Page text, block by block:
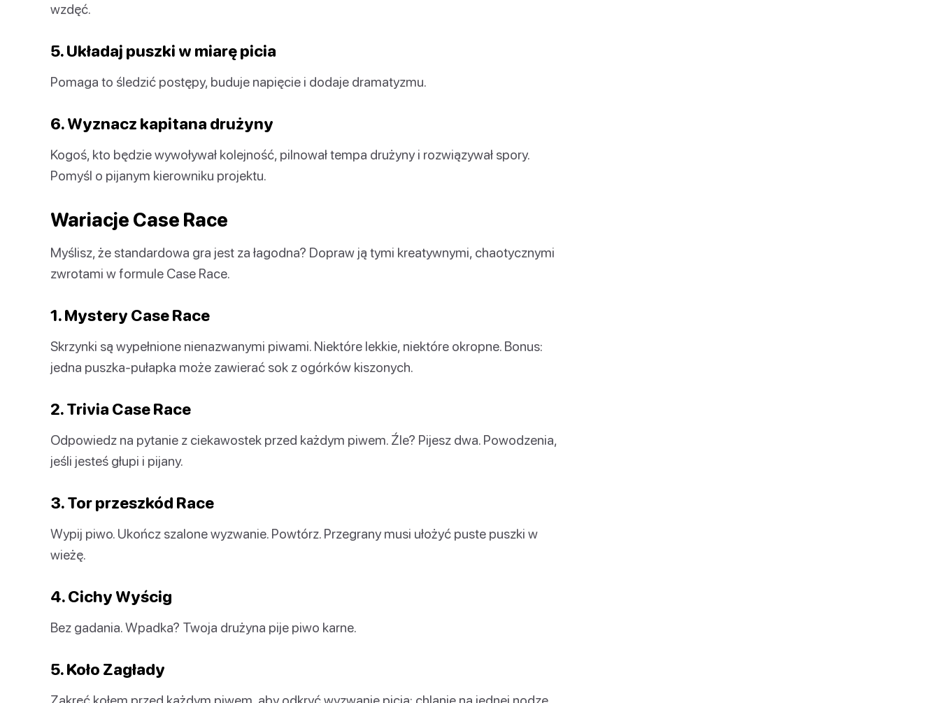
wzdęć.
5. Układaj puszki w miarę picia
Pomaga to śledzić postępy, buduje napięcie i dodaje dramatyzmu.
6. Wyznacz kapitana drużyny
Kogoś, kto będzie wywoływał kolejność, pilnował tempa drużyny i rozwiązywał spory.
Pomyśl o pijanym kierowniku projektu.
Wariacje Case Race
Myślisz, że standardowa gra jest za łagodna? Dopraw ją tymi kreatywnymi, chaotycznymi
zwrotami w formule Case Race.
1. Mystery Case Race
Skrzynki są wypełnione nienazwanymi piwami. Niektóre lekkie, niektóre okropne. Bonus:
jedna puszka-pułapka może zawierać sok z ogórków kiszonych.
2. Trivia Case Race
Odpowiedz na pytanie z ciekawostek przed każdym piwem. Źle? Pijesz dwa. Powodzenia,
jeśli jesteś głupi i pijany.
3. Tor przeszkód Race
Wypij piwo. Ukończ szalone wyzwanie. Powtórz. Przegrany musi ułożyć puste puszki w
wieżę.
4. Cichy Wyścig
Bez gadania. Wpadka? Twoja drużyna pije piwo karne.
5. Koło Zagłady